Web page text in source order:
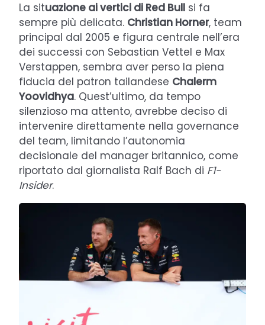
La situazione ai vertici di Red Bull si fa
sempre più delicata. Christian Horner, team
principal dal 2005 e figura centrale nell’era
dei successi con Sebastian Vettel e Max
Verstappen, sembra aver perso la piena
fiducia del patron tailandese Chalerm
Yoovidhya. Quest’ultimo, da tempo
silenzioso ma attento, avrebbe deciso di
intervenire direttamente nella governance
del team, limitando l’autonomia
decisionale del manager britannico, come
riportato dal giornalista Ralf Bach di F1-
Insider.